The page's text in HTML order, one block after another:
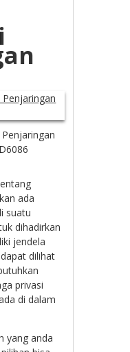
ada
suatu
dihadirkan
jendela
dilihat
privasi
di dalam
yang anda